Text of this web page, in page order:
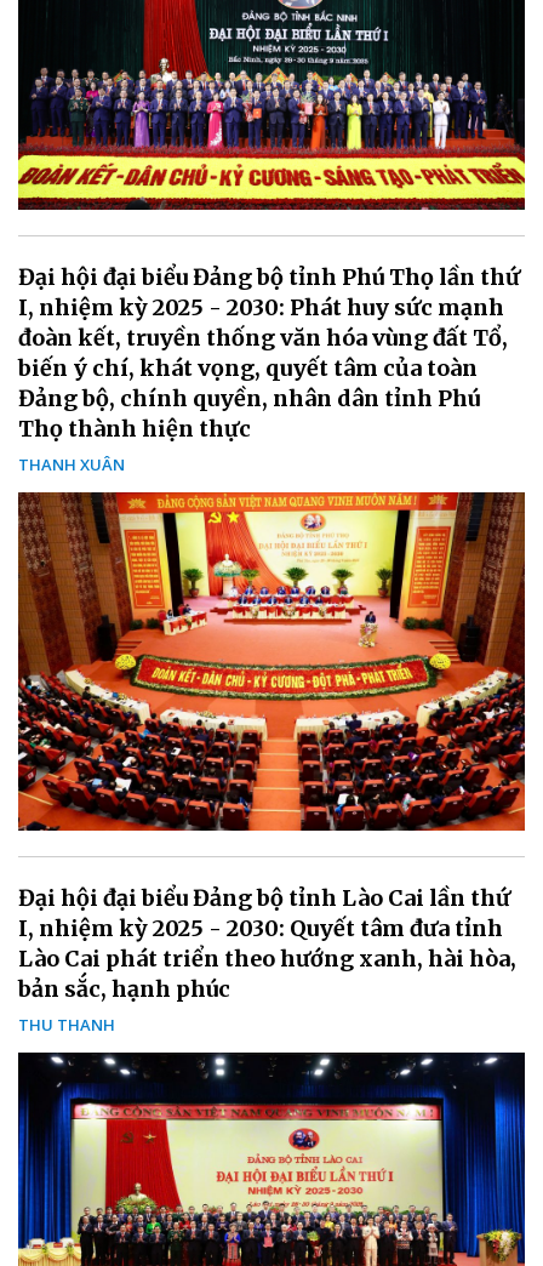
Đại hội đại biểu Đảng bộ tỉnh Phú Thọ lần thứ
I, nhiệm kỳ 2025 - 2030: Phát huy sức mạnh
đoàn kết, truyền thống văn hóa vùng đất Tổ,
biến ý chí, khát vọng, quyết tâm của toàn
Đảng bộ, chính quyền, nhân dân tỉnh Phú
Thọ thành hiện thực
THANH XUÂN
Đại hội đại biểu Đảng bộ tỉnh Lào Cai lần thứ
I, nhiệm kỳ 2025 - 2030: Quyết tâm đưa tỉnh
Lào Cai phát triển theo hướng xanh, hài hòa,
bản sắc, hạnh phúc
THU THANH